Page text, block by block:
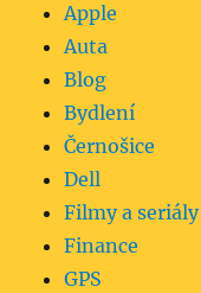
Apple
Auta
Blog
Bydlení
Černošice
Dell
Filmy a seriály
Finance
GPS